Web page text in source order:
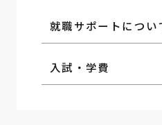
就職サポートについ
入試・学費